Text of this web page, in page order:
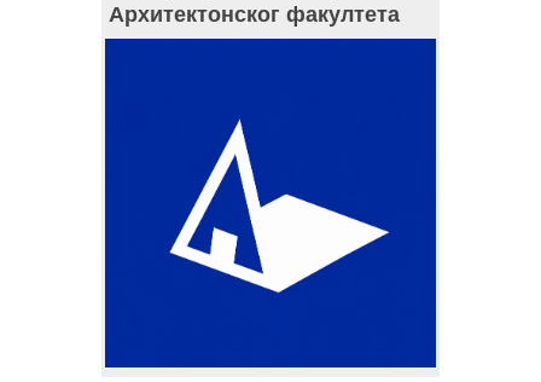
Архитектонског факултета